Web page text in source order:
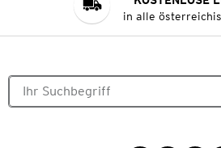
in alle